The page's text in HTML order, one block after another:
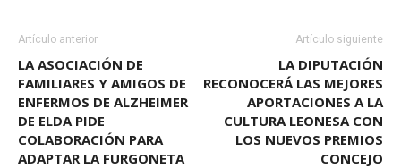
Artículo anterior
LA ASOCIACIÓN DE
FAMILIARES Y AMIGOS DE
ENFERMOS DE ALZHEIMER
DE ELDA PIDE
COLABORACIÓN PARA
ADAPTAR LA FURGONETA
Artículo siguiente
LA DIPUTACIÓN
RECONOCERÁ LAS MEJORES
APORTACIONES A LA
CULTURA LEONESA CON
LOS NUEVOS PREMIOS
CONCEJO